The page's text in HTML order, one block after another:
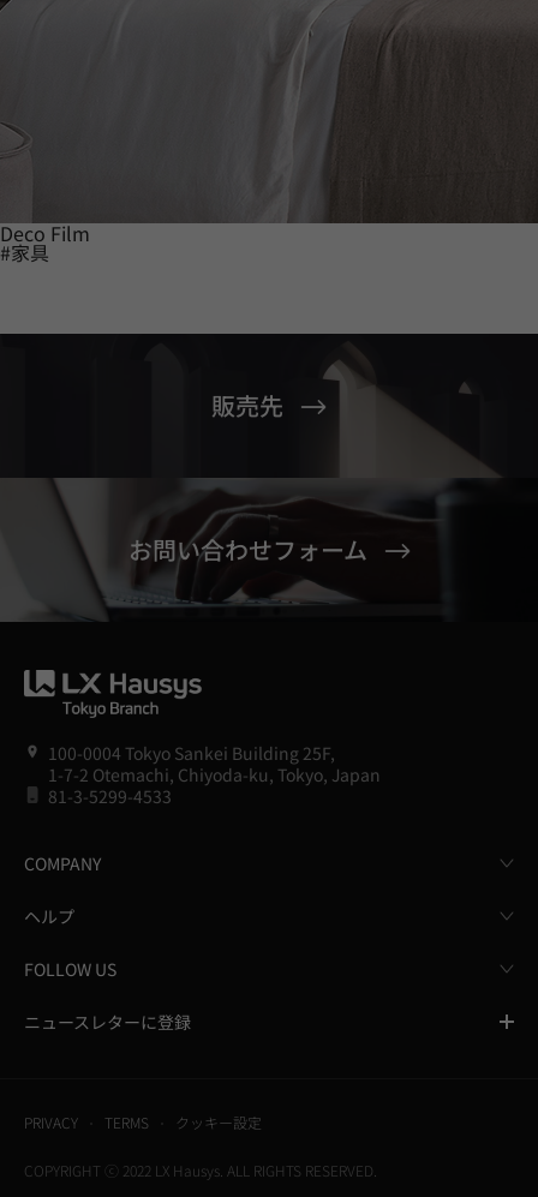
Deco Film
#家具
販売先
お問い合わせフォーム
100-0004 Tokyo Sankei Building 25F,
1-7-2 Otemachi, Chiyoda-ku, Tokyo, Japan
81-3-5299-4533
COMPANY
ヘルプ
FOLLOW US
ニュースレターに登録
PRIVACY TERMS クッキー設定
COPYRIGHT ⓒ 2022 LX Hausys. ALL RIGHTS RESERVED.